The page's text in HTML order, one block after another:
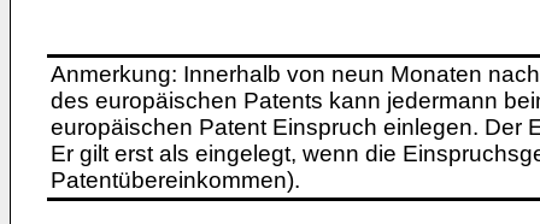
Anmerkung: Innerhalb von neun Monaten
des europäischen Patents kann jedermann
europäischen Patent Einspruch einlegen. Der
Er gilt erst als eingelegt, wenn die
Patentübereinkommen).